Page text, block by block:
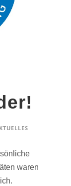
waren